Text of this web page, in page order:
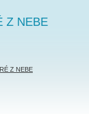
Z NEBE
Z NEBE